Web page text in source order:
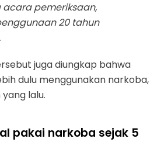
pemeriksaan,
20 tahun
juga diungkap bahwa
dulu menggunakan narkoba,
lalu.
pakai narkoba sejak 5